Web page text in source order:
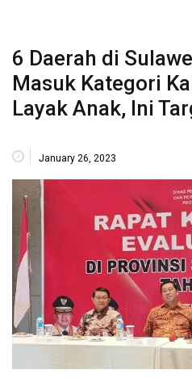
6 Daerah di
Masuk Kategori
Layak Anak, Ini
January 26, 2023